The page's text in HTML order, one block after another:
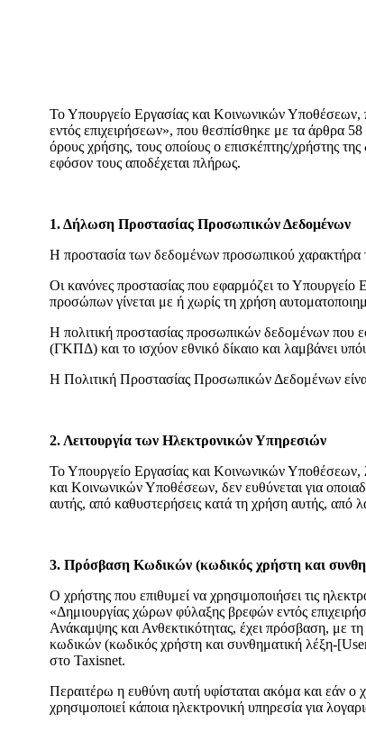
Το Υπουργείο Εργασίας και Κοινωνικών
εντός επιχειρήσεων», που θεσπίσθηκε με τα άρθρα
όρους χρήσης, τους οποίους ο επισκέπτης/χρήστης
εφόσον τους αποδέχεται πλήρως.
1. Δήλωση Προστασίας Προσωπικών Δεδομένων
H προστασία των δεδομένων προσωπικού χαρακτήρα
Οι κανόνες προστασίας που εφαρμόζει το
προσώπων γίνεται με ή χωρίς τη χρήση
Η πολιτική προστασίας προσωπικών δεδομένων που
(ΓΚΠΔ) και το ισχύον εθνικό δίκαιο και λαμβάνει
Η Πολιτική Προστασίας Προσωπικών Δεδομένων
2. Λειτουργία των Ηλεκτρονικών Υπηρεσιών
Το Υπουργείο Εργασίας και Κοινωνικών Υποθέσεων,
και Κοινωνικών Υποθέσεων, δεν ευθύνεται για
αυτής, από καθυστερήσεις κατά τη χρήση αυτής, από
3. Πρόσβαση Κωδικών (κωδικός χρήστη και
Ο χρήστης που επιθυμεί να χρησιμοποιήσει τις
«Δημιουργίας χώρων φύλαξης βρεφών εντός
Ανάκαμψης και Ανθεκτικότητας, έχει πρόσβαση, με
κωδικών (κωδικός χρήστη και συνθηματική λέξη-
στο Taxisnet.
Περαιτέρω η ευθύνη αυτή υφίσταται ακόμα και εάν ο
χρησιμοποιεί κάποια ηλεκτρονική υπηρεσία για